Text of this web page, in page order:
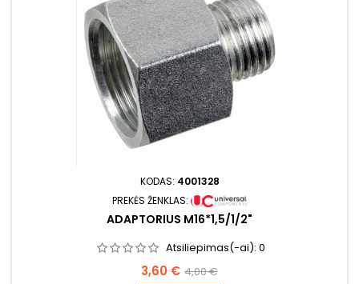
KODAS: 4001328
PREKĖS ŽENKLAS:
ADAPTORIUS M16*1,5/1/2"
Atsiliepimas(-ai): 0
Kaina
3,60 € Bazinė
4,00 €